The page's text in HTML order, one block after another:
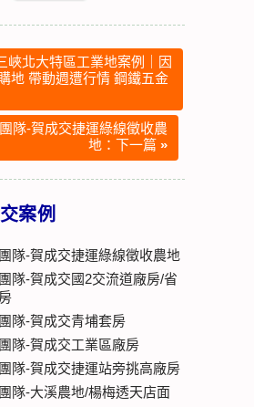
峽北大特區工業地案例｜因
地 帶動週遭行情 鋼鐵五金
隊-賀成交捷運綠線徵收農
地：下一篇 »
案例
隊-賀成交捷運綠線徵收農地
隊-賀成交國2交流道廠房/省
隊-賀成交青埔套房
隊-賀成交工業區廠房
隊-賀成交捷運站旁挑高廠房
隊-大溪農地/楊梅透天店面